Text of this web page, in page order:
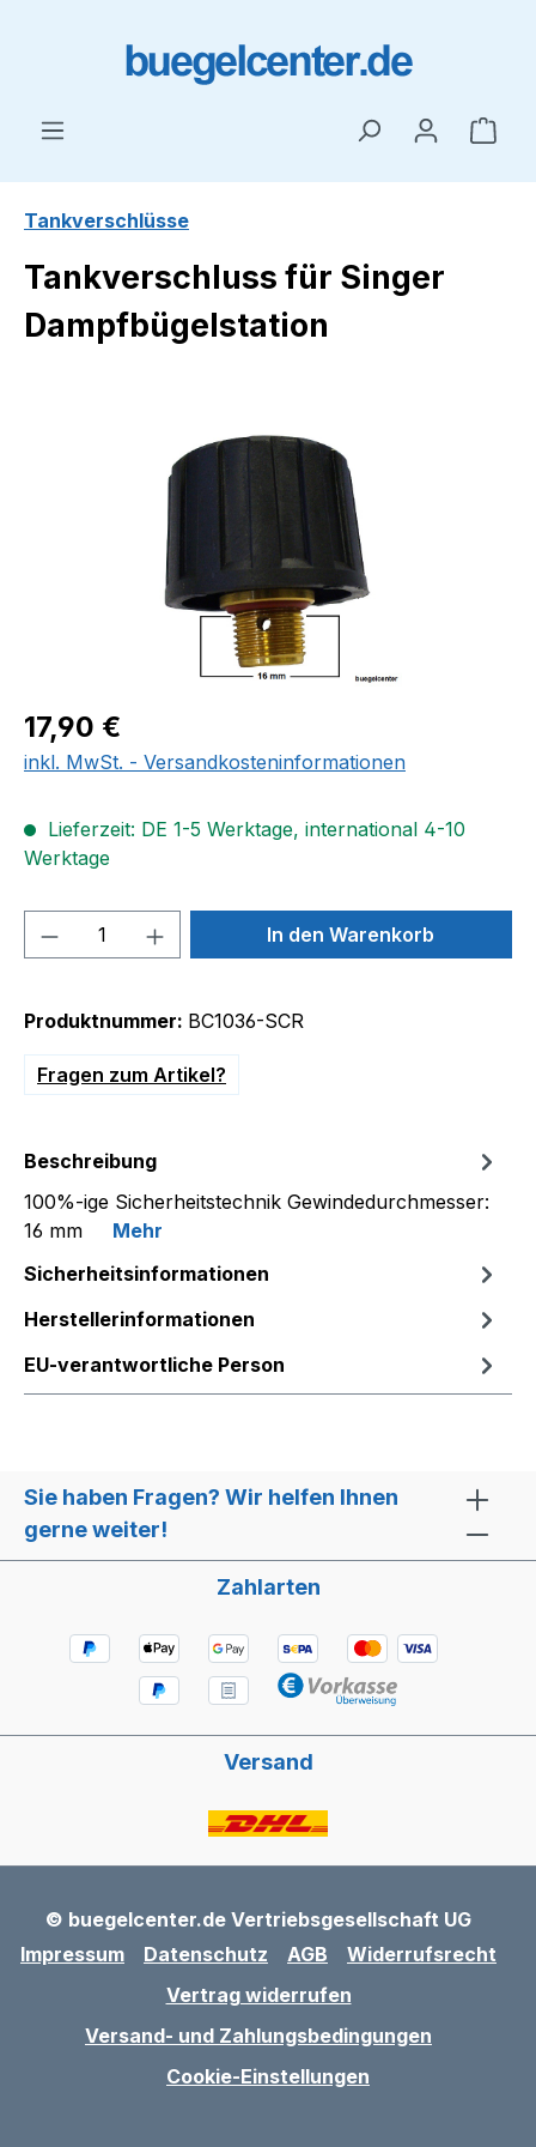
Tankverschlüsse
Tankverschluss für Singer
Dampfbügelstation
Bildergalerie überspringen
Regulärer Preis:
17,90 €
inkl. MwSt. - Versandkosteninformationen
Lieferzeit: DE 1-5 Werktage, international 4-10
Werktage
Produkt Anzahl: Gib denIn den Warenkorb
Produktnummer: BC1036-SCR
Fragen zum Artikel?
Beschreibung
100%-ige Sicherheitstechnik Gewindedurchmesser:
16 mm Mehr
Sicherheitsinformationen
Herstellerinformationen
EU-verantwortliche Person
Sie haben Fragen? Wir helfen Ihnen
gerne weiter!
Zahlarten
Versand
© buegelcenter.de Vertriebsgesellschaft UG
Impressum
Datenschutz AGB
Widerrufsrecht
Vertrag widerrufen
Versand- und Zahlungsbedingungen
Cookie-Einstellungen